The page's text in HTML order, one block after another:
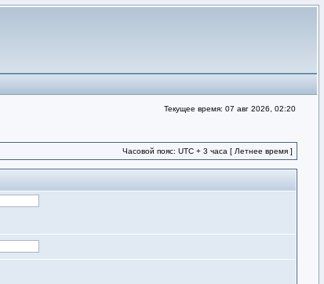
Текущее время: 07 авг 2026, 02:20
Часовой пояс: UTC + 3 часа [ Летнее время ]